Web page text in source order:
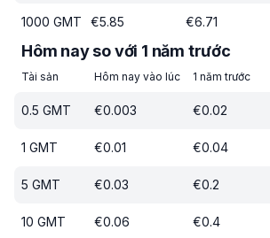
1000 GMT €5.85 €6.71
Hôm nay so với 1 năm trước
Tài sản Hôm nay vào lúc 1 năm trước
0.5 GMT €0.003 €0.02
1 GMT €0.01 €0.04
5 GMT €0.03 €0.2
10 GMT €0.06 €0.4